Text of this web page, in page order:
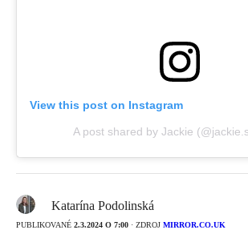
View this post on Instagram
A post shared by Jackie
Katarína Podolinská
PUBLIKOVANÉ 2.3.2024 O 7:00 · ZDROJ MIRROR.CO.UK